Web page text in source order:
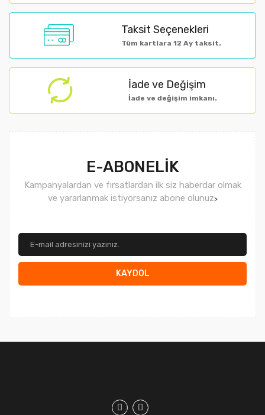
Bu ürüne benzer farklı alternatifler olmalı.
Taksit Seçenekleri
Tüm kartlara 12 Ay taksit.
İade ve Değişim
İade ve değişim imkanı.
E-ABONELİK
Kampanyalardan ve fırsatlardan ilk siz haberdar olmak
ve yararlanmak istiyorsanız abone olunuz>
KAYDOL